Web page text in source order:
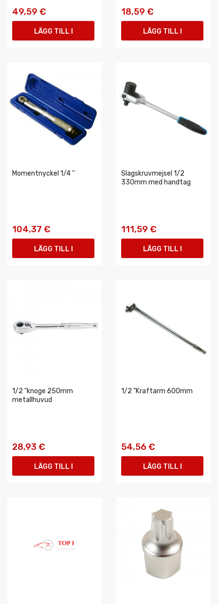
49,59 €
LÄGG TILL I
18,59 €
LÄGG TILL I
Momentnyckel 1/4 ''
104,37 €
LÄGG TILL I
Slagskruvmejsel 1/2
330mm med handtag
111,59 €
LÄGG TILL I
1/2 "knoge 250mm
metallhuvud
28,93 €
LÄGG TILL I
1/2 "Kraftarm 600mm
54,56 €
LÄGG TILL I